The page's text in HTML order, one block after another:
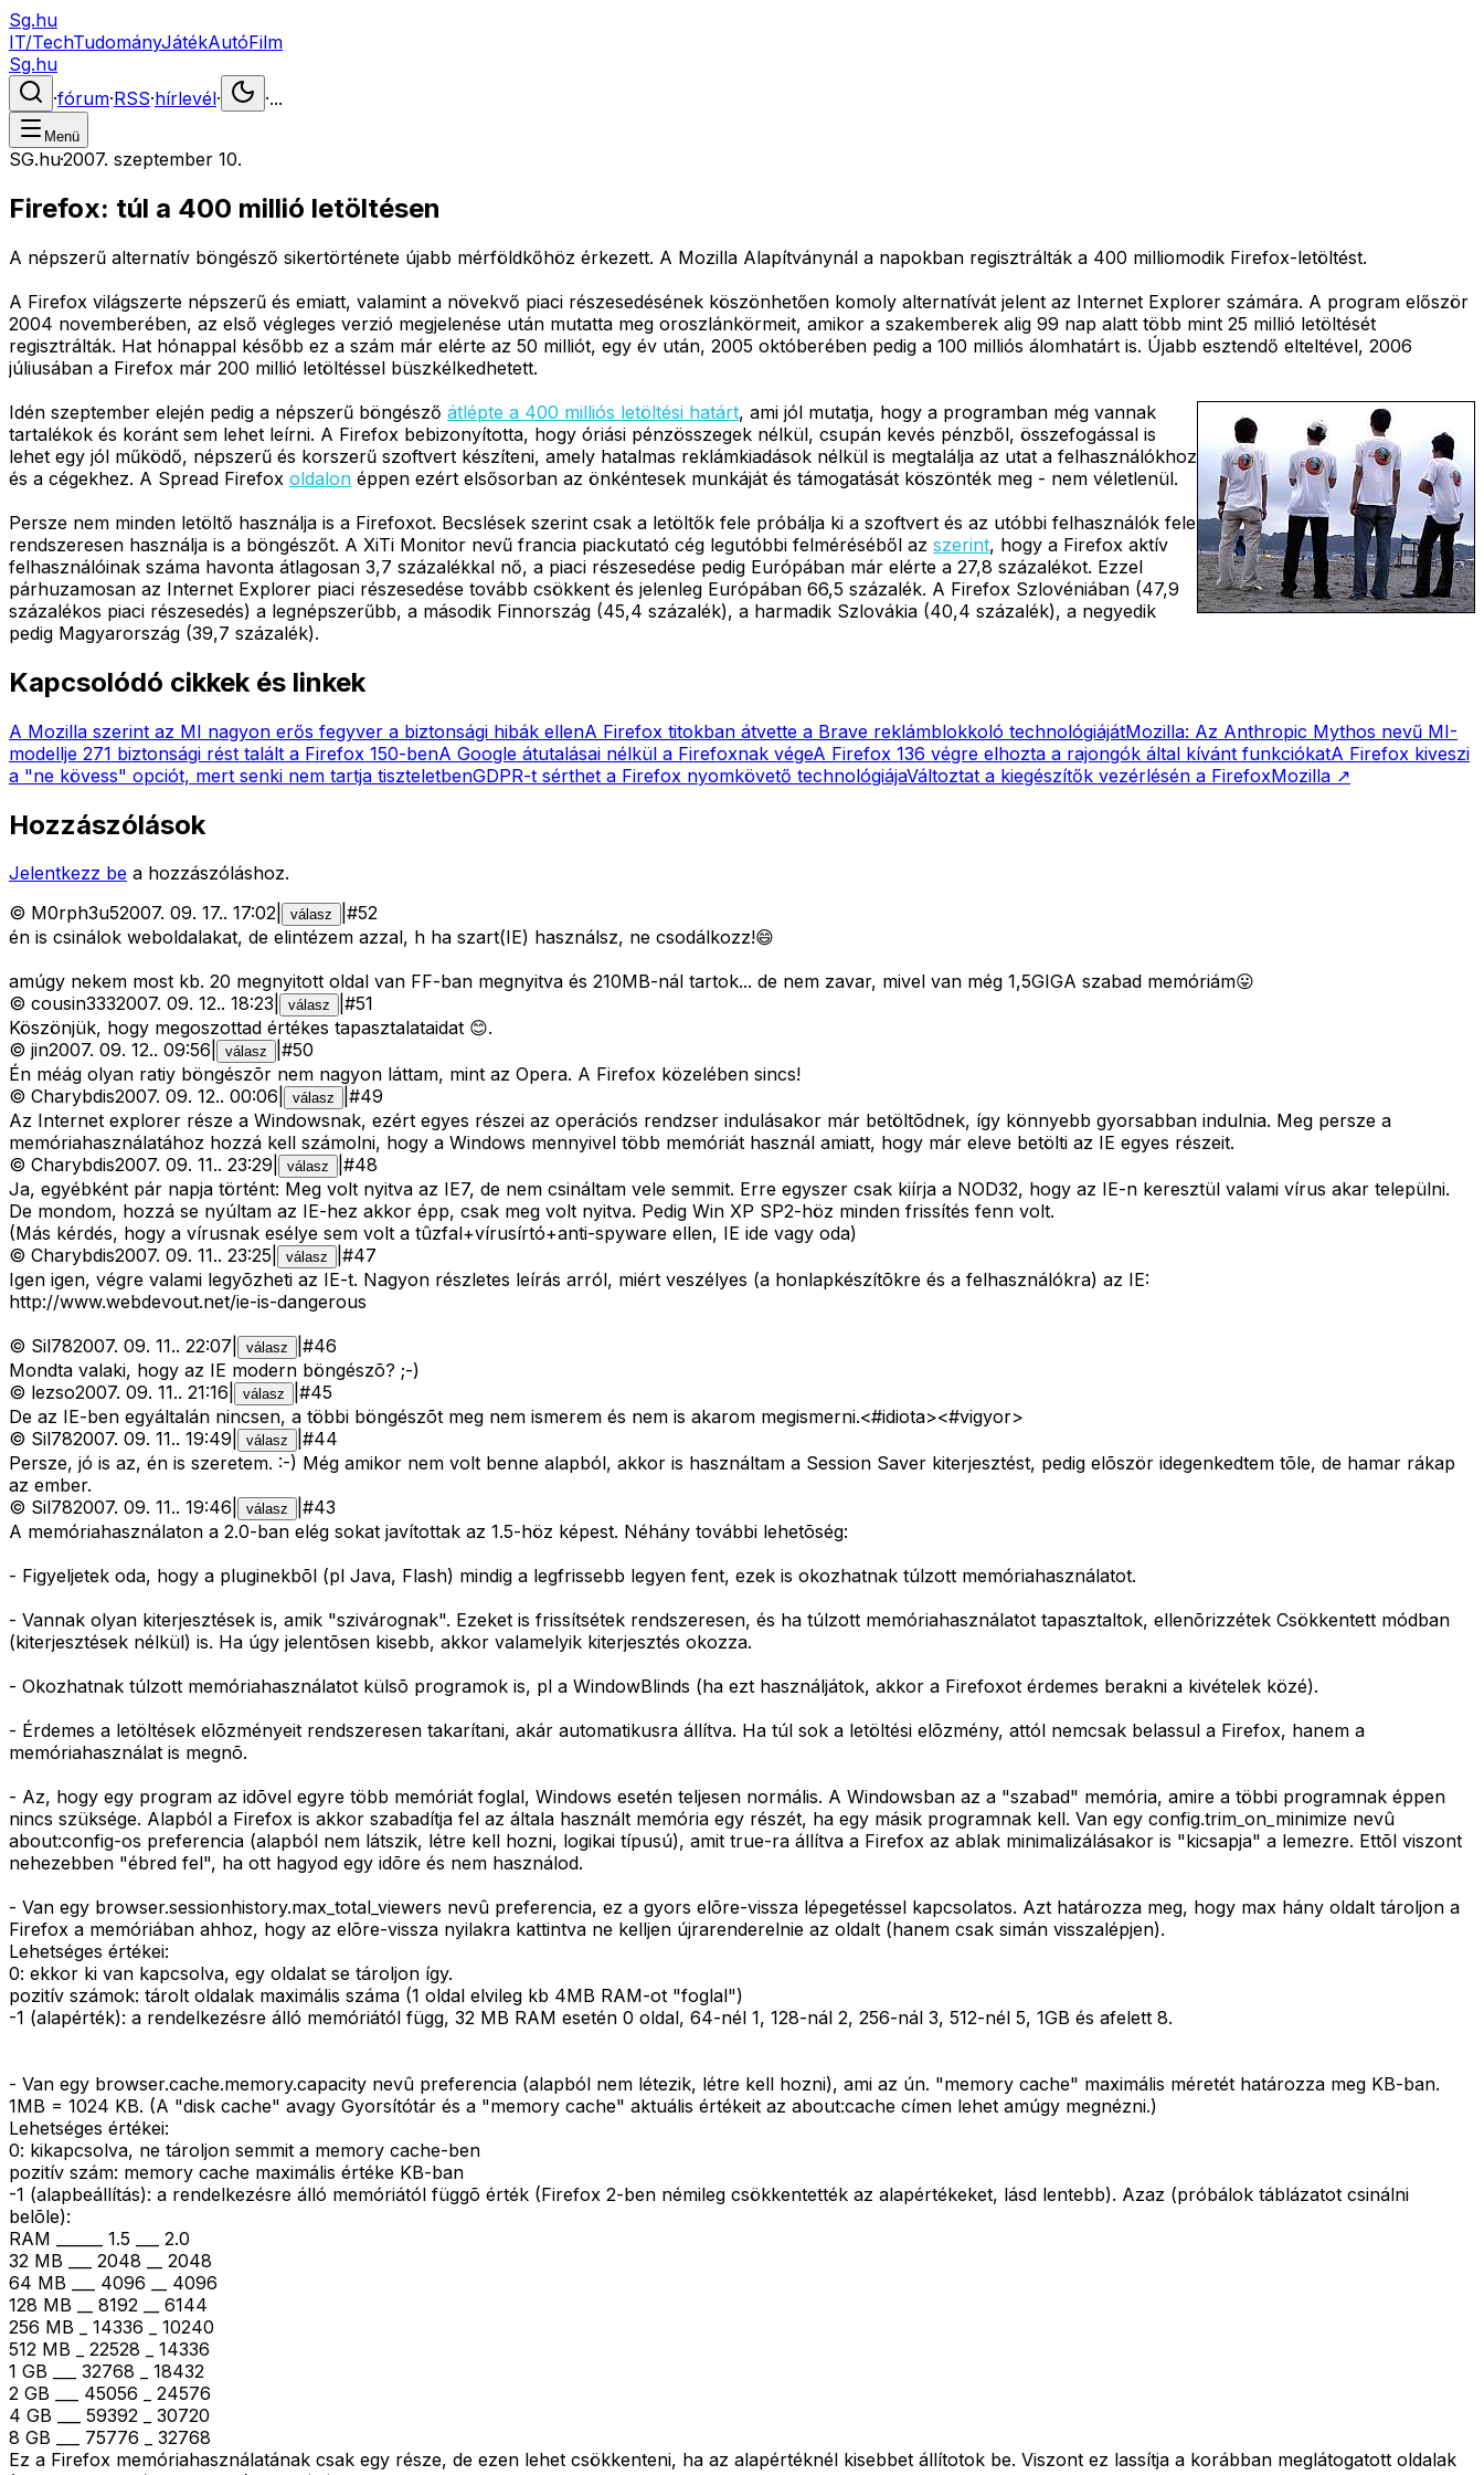
Sg.hu
IT/TechTudományJátékAutóFilm
Sg.hu
·fórum·RSS·hírlevél· ·...
Menü
SG.hu·2007. szeptember 10.
Firefox: túl a 400 millió letöltésen
A népszerű alternatív böngésző sikertörténete újabb mérföldkőhöz érkezett. A Mozilla Alapítványnál a napokban regisztrálták a 400 milliomodik Firefox-letöltést.
A Firefox világszerte népszerű és emiatt, valamint a növekvő piaci részesedésének köszönhetően komoly alternatívát jelent az Internet Explorer számára. A program először
2004 novemberében, az első végleges verzió megjelenése után mutatta meg oroszlánkörmeit, amikor a szakemberek alig 99 nap alatt több mint 25 millió letöltését
regisztrálták. Hat hónappal később ez a szám már elérte az 50 milliót, egy év után, 2005 októberében pedig a 100 milliós álomhatárt is. Újabb esztendő elteltével, 2006
júliusában a Firefox már 200 millió letöltéssel büszkélkedhetett.
Idén szeptember elején pedig a népszerű böngésző átlépte a 400 milliós letöltési határt, ami jól mutatja, hogy a programban még vannak
tartalékok és koránt sem lehet leírni. A Firefox bebizonyította, hogy óriási pénzösszegek nélkül, csupán kevés pénzből, összefogással is
lehet egy jól működő, népszerű és korszerű szoftvert készíteni, amely hatalmas reklámkiadások nélkül is megtalálja az utat a felhasználókhoz
és a cégekhez. A Spread Firefox oldalon éppen ezért elsősorban az önkéntesek munkáját és támogatását köszönték meg - nem véletlenül.
Persze nem minden letöltő használja is a Firefoxot. Becslések szerint csak a letöltők fele próbálja ki a szoftvert és az utóbbi felhasználók fele
rendszeresen használja is a böngészőt. A XiTi Monitor nevű francia piackutató cég legutóbbi felméréséből az szerint, hogy a Firefox aktív
felhasználóinak száma havonta átlagosan 3,7 százalékkal nő, a piaci részesedése pedig Európában már elérte a 27,8 százalékot. Ezzel
párhuzamosan az Internet Explorer piaci részesedése tovább csökkent és jelenleg Európában 66,5 százalék. A Firefox Szlovéniában (47,9
százalékos piaci részesedés) a legnépszerűbb, a második Finnország (45,4 százalék), a harmadik Szlovákia (40,4 százalék), a negyedik
pedig Magyarország (39,7 százalék).
Kapcsolódó cikkek és linkek
A Mozilla szerint az MI nagyon erős fegyver a biztonsági hibák ellenA Firefox titokban átvette a Brave reklámblokkoló technológiájátMozilla: Az Anthropic Mythos nevű MI-
modellje 271 biztonsági rést talált a Firefox 150-benA Google átutalásai nélkül a Firefoxnak végeA Firefox 136 végre elhozta a rajongók által kívánt funkciókatA Firefox kiveszi
a "ne kövess" opciót, mert senki nem tartja tiszteletbenGDPR-t sérthet a Firefox nyomkövető technológiájaVáltoztat a kiegészítők vezérlésén a FirefoxMozilla ↗
Hozzászólások
Jelentkezz be a hozzászóláshoz.
© M0rph3u52007. 09. 17.. 17:02 válasz #52
én is csinálok weboldalakat, de elintézem azzal, h ha szart(IE) használsz, ne csodálkozz!😄
amúgy nekem most kb. 20 megnyitott oldal van FF-ban megnyitva és 210MB-nál tartok... de nem zavar, mivel van még 1,5GIGA szabad memóriám😛
© cousin3332007. 09. 12.. 18:23 válasz #51
Köszönjük, hogy megoszottad értékes tapasztalataidat 😊.
© jin2007. 09. 12.. 09:56 válasz #50
Én méág olyan ratiy böngészõr nem nagyon láttam, mint az Opera. A Firefox közelében sincs!
© Charybdis2007. 09. 12.. 00:06 válasz #49
Az Internet explorer része a Windowsnak, ezért egyes részei az operációs rendzser indulásakor már betöltõdnek, így könnyebb gyorsabban indulnia. Meg persze a
memóriahasználatához hozzá kell számolni, hogy a Windows mennyivel több memóriát használ amiatt, hogy már eleve betölti az IE egyes részeit.
© Charybdis2007. 09. 11.. 23:29 válasz #48
Ja, egyébként pár napja történt: Meg volt nyitva az IE7, de nem csináltam vele semmit. Erre egyszer csak kiírja a NOD32, hogy az IE-n keresztül valami vírus akar települni.
De mondom, hozzá se nyúltam az IE-hez akkor épp, csak meg volt nyitva. Pedig Win XP SP2-höz minden frissítés fenn volt.
(Más kérdés, hogy a vírusnak esélye sem volt a tûzfal+vírusírtó+anti-spyware ellen, IE ide vagy oda)
© Charybdis2007. 09. 11.. 23:25 válasz #47
Igen igen, végre valami legyõzheti az IE-t. Nagyon részletes leírás arról, miért veszélyes (a honlapkészítõkre és a felhasználókra) az IE:
http://www.webdevout.net/ie-is-dangerous
© Sil782007. 09. 11.. 22:07 válasz #46
Mondta valaki, hogy az IE modern böngészõ? ;-)
© lezso2007. 09. 11.. 21:16 válasz #45
De az IE-ben egyáltalán nincsen, a többi böngészõt meg nem ismerem és nem is akarom megismerni.<#idiota><#vigyor>
© Sil782007. 09. 11.. 19:49 válasz #44
Persze, jó is az, én is szeretem. :-) Még amikor nem volt benne alapból, akkor is használtam a Session Saver kiterjesztést, pedig elõször idegenkedtem tõle, de hamar rákap
az ember.
© Sil782007. 09. 11.. 19:46 válasz #43
A memóriahasználaton a 2.0-ban elég sokat javítottak az 1.5-höz képest. Néhány további lehetõség:
- Figyeljetek oda, hogy a pluginekbõl (pl Java, Flash) mindig a legfrissebb legyen fent, ezek is okozhatnak túlzott memóriahasználatot.
- Vannak olyan kiterjesztések is, amik "szivárognak". Ezeket is frissítsétek rendszeresen, és ha túlzott memóriahasználatot tapasztaltok, ellenõrizzétek Csökkentett módban
(kiterjesztések nélkül) is. Ha úgy jelentõsen kisebb, akkor valamelyik kiterjesztés okozza.
- Okozhatnak túlzott memóriahasználatot külsõ programok is, pl a WindowBlinds (ha ezt használjátok, akkor a Firefoxot érdemes berakni a kivételek közé).
- Érdemes a letöltések elõzményeit rendszeresen takarítani, akár automatikusra állítva. Ha túl sok a letöltési elõzmény, attól nemcsak belassul a Firefox, hanem a
memóriahasználat is megnõ.
- Az, hogy egy program az idõvel egyre több memóriát foglal, Windows esetén teljesen normális. A Windowsban az a "szabad" memória, amire a többi programnak éppen
nincs szüksége. Alapból a Firefox is akkor szabadítja fel az általa használt memória egy részét, ha egy másik programnak kell. Van egy config.trim_on_minimize nevû
about:config-os preferencia (alapból nem látszik, létre kell hozni, logikai típusú), amit true-ra állítva a Firefox az ablak minimalizálásakor is "kicsapja" a lemezre. Ettõl viszont
nehezebben "ébred fel", ha ott hagyod egy idõre és nem használod.
- Van egy browser.sessionhistory.max_total_viewers nevû preferencia, ez a gyors elõre-vissza lépegetéssel kapcsolatos. Azt határozza meg, hogy max hány oldalt tároljon a
Firefox a memóriában ahhoz, hogy az elõre-vissza nyilakra kattintva ne kelljen újrarenderelnie az oldalt (hanem csak simán visszalépjen).
Lehetséges értékei:
0: ekkor ki van kapcsolva, egy oldalat se tároljon így.
pozitív számok: tárolt oldalak maximális száma (1 oldal elvileg kb 4MB RAM-ot "foglal")
-1 (alapérték): a rendelkezésre álló memóriától függ, 32 MB RAM esetén 0 oldal, 64-nél 1, 128-nál 2, 256-nál 3, 512-nél 5, 1GB és afelett 8.
- Van egy browser.cache.memory.capacity nevû preferencia (alapból nem létezik, létre kell hozni), ami az ún. "memory cache" maximális méretét határozza meg KB-ban.
1MB = 1024 KB. (A "disk cache" avagy Gyorsítótár és a "memory cache" aktuális értékeit az about:cache címen lehet amúgy megnézni.)
Lehetséges értékei:
0: kikapcsolva, ne tároljon semmit a memory cache-ben
pozitív szám: memory cache maximális értéke KB-ban
-1 (alapbeállítás): a rendelkezésre álló memóriától függõ érték (Firefox 2-ben némileg csökkentették az alapértékeket, lásd lentebb). Azaz (próbálok táblázatot csinálni
belõle):
RAM ______ 1.5 ___ 2.0
32 MB ___ 2048 __ 2048
64 MB ___ 4096 __ 4096
128 MB __ 8192 __ 6144
256 MB _ 14336 _ 10240
512 MB _ 22528 _ 14336
1 GB ___ 32768 _ 18432
2 GB ___ 45056 _ 24576
4 GB ___ 59392 _ 30720
8 GB ___ 75776 _ 32768
Ez a Firefox memóriahasználatának csak egy része, de ezen lehet csökkenteni, ha az alapértéknél kisebbet állítotok be. Viszont ez lassítja a korábban meglátogatott oldalak